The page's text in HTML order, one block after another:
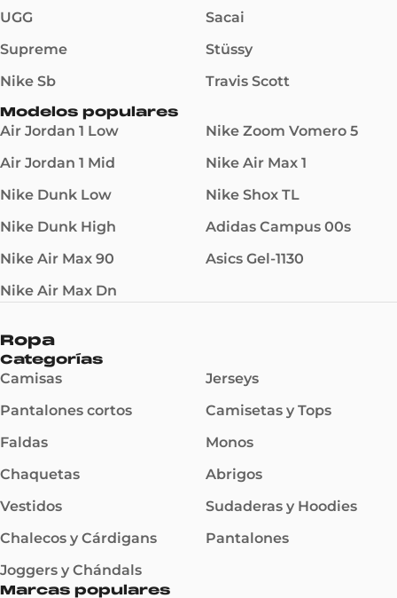
UGG
Supreme
Nike Sb
Sacai
Stüssy
Travis Scott
Modelos populares
Air Jordan 1 Low
Air Jordan 1 Mid
Nike Dunk Low
Nike Dunk High
Nike Air Max 90
Nike Air Max Dn
Nike Zoom Vomero 5
Nike Air Max 1
Nike Shox TL
Adidas Campus 00s
Asics Gel-1130
Ropa
Categorías
Camisas
Pantalones cortos
Faldas
Chaquetas
Vestidos
Chalecos y Cárdigans
Joggers y Chándals
Jerseys
Camisetas y Tops
Monos
Abrigos
Sudaderas y Hoodies
Pantalones
Marcas populares